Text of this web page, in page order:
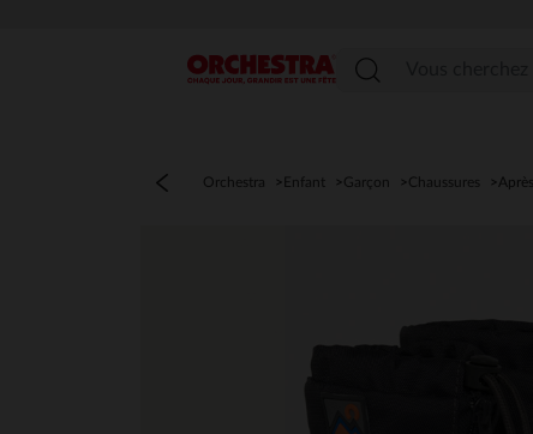
Menu
Orchestra Enfant Garçon Chaussures